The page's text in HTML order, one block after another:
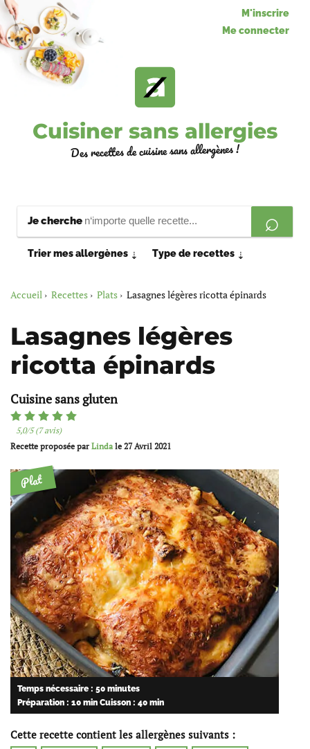
M'inscrire
Me connecter
Cuisiner sans allergies
Des recettes de cuisine sans allergènes !
Je cherche
Trier mes allergènes ⇣ Type de recettes ⇣
Accueil Recettes Plats Lasagnes légères ricotta épinards
Lasagnes légères
ricotta épinards
Cuisine sans gluten
5,0/5 (7 avis)
Recette proposée par Linda le 27 Avril 2021
Plat
Temps nécessaire : 50 minutes
Préparation : 10 min Cuisson : 40 min
Cette recette contient les allergènes suivants :